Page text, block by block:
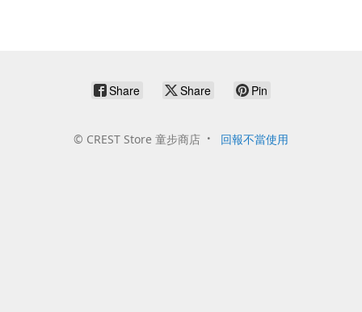
Share Share Pin
© CREST Store 童步商店 回報不當使用